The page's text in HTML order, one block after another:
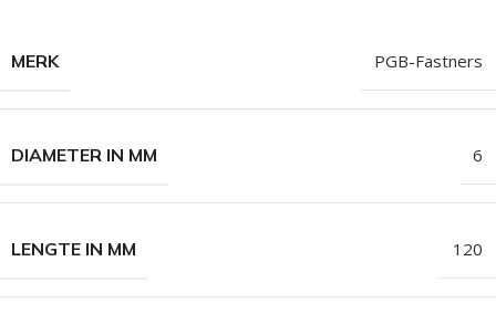
MERK PGB-Fastners
DIAMETER IN MM 6
LENGTE IN MM 120